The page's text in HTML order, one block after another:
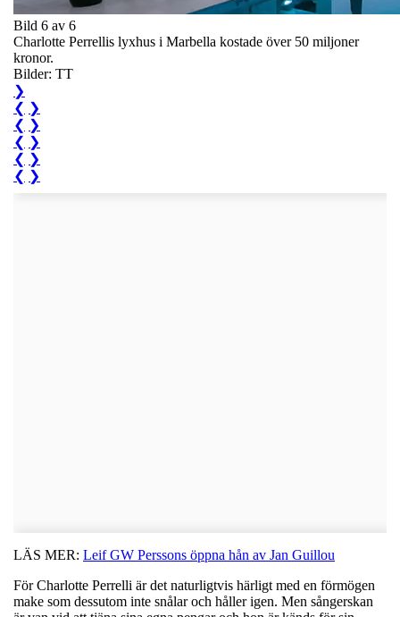
Bild 6 av 6
Charlotte Perrellis lyxhus i Marbella kostade över 50 miljoner
kronor.
Bilder: TT
❯
❮ ❯
❮ ❯
❮ ❯
❮ ❯
❮ ❯
LÄS MER: Leif GW Perssons öppna hån av Jan Guillou
För Charlotte Perrelli är det naturligtvis härligt med en förmögen
make som dessutom inte snålar och håller igen. Men sångerskan